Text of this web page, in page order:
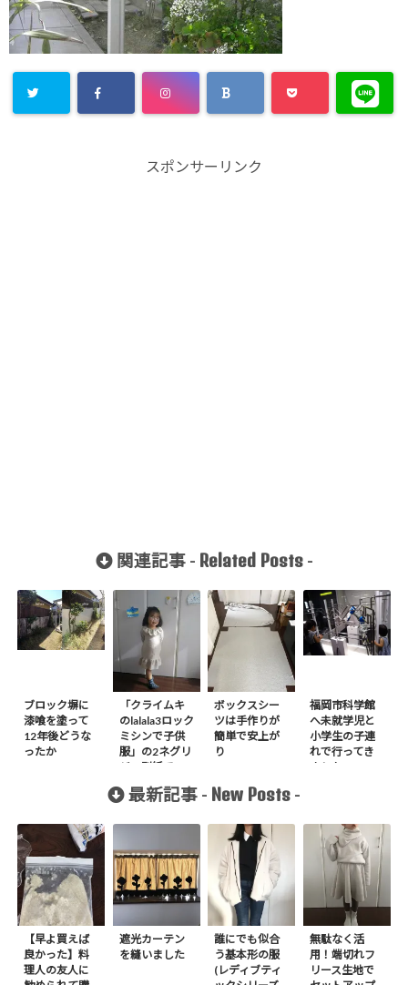
スポンサーリンク
関連記事 - Related Posts-
ブロック塀に
漆喰を塗って
12年後どうな
ったか
「クライムキ
のlalala3ロック
ミシンで子供
服」の2ネグリ
ジェ型紙でフ
リルワンピ作
りました
ボックスシー
ツは手作りが
簡単で安上が
り
福岡市科学館
へ未就学児と
小学生の子連
れで行ってき
ました2018
最新記事 - New Posts -
【早よ買えば
良かった】料
理人の友人に
遮光カーテン
を縫いました
誰にでも似合
う基本形の服
(レディブティ
無駄なく活
用！端切れフ
リース生地で